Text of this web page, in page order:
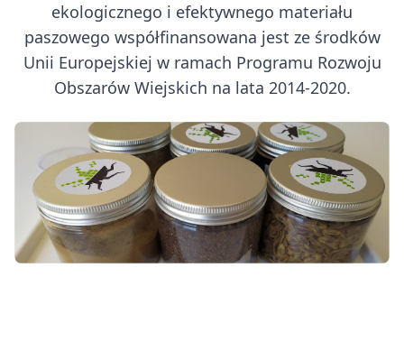
ekologicznego i efektywnego materiału
paszowego współfinansowana jest ze środków
Unii Europejskiej w ramach Programu Rozwoju
Obszarów Wiejskich na lata 2014-2020.